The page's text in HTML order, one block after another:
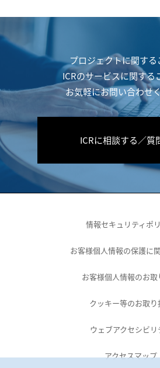
プロジェクトに関する
ICRのサービスに関する
お気軽にお問い合わせ
ICRに相談する／質
情報セキュリティポ
お客様個人情報の保護に
お客様個人情報のお取
クッキー等のお取り
ウェブアクセシビリ
アクセスマップ